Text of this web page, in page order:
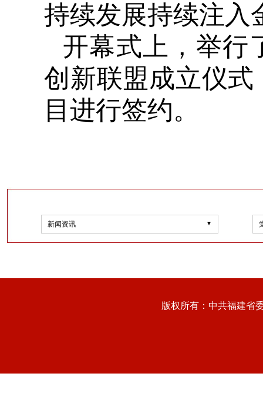
持续发展持续注入
开幕式上，举行
创新联盟成立仪
目进行签约。
新闻资讯
版权所有：中共福建省